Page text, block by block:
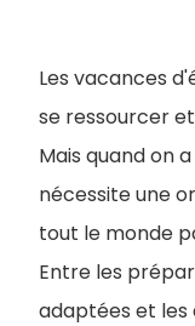
Les vacances
se ressourcer
Mais quand on
nécessite une
tout le monde
Entre les
adaptées et